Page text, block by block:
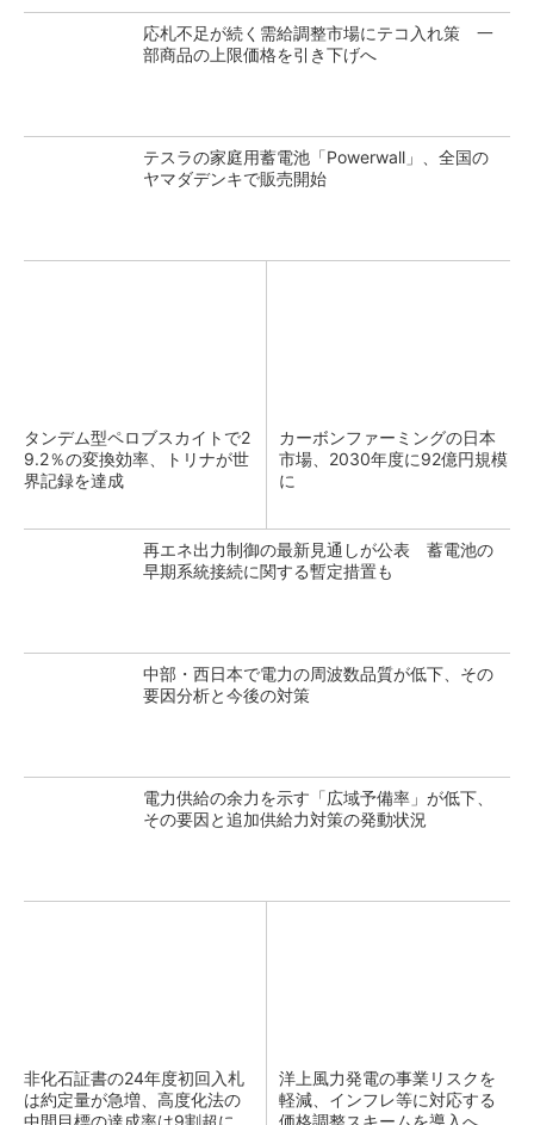
応札不足が続く需給調整市場にテコ入れ策 一
部商品の上限価格を引き下げへ
テスラの家庭用蓄電池「Powerwall」、全国の
ヤマダデンキで販売開始
タンデム型ペロブスカイトで2
9.2％の変換効率、トリナが世
界記録を達成
カーボンファーミングの日本
市場、2030年度に92億円規模
に
再エネ出力制御の最新見通しが公表 蓄電池の
早期系統接続に関する暫定措置も
中部・西日本で電力の周波数品質が低下、その
要因分析と今後の対策
電力供給の余力を示す「広域予備率」が低下、
その要因と追加供給力対策の発動状況
非化石証書の24年度初回入札
は約定量が急増、高度化法の
中間目標の達成率は9割超に
洋上風力発電の事業リスクを
軽減、インフレ等に対応する
価格調整スキームを導入へ